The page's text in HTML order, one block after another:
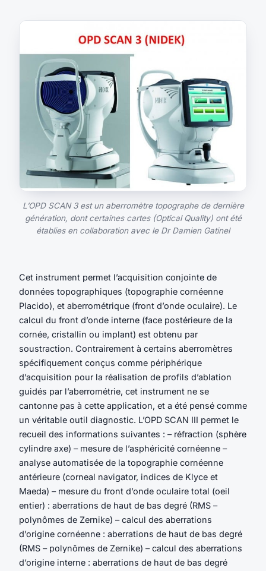
L’OPD SCAN 3 est un aberromètre topographe de dernière
génération, dont certaines cartes (Optical Quality) ont été
établies en collaboration avec le Dr Damien Gatinel
Cet instrument permet l’acquisition conjointe de
données topographiques (topographie cornéenne
Placido), et aberrométrique (front d’onde oculaire). Le
calcul du front d’onde interne (face postérieure de la
cornée, cristallin ou implant) est obtenu par
soustraction. Contrairement à certains aberromètres
spécifiquement conçus comme périphérique
d’acquisition pour la réalisation de profils d’ablation
guidés par l’aberrométrie, cet instrument ne se
cantonne pas à cette application, et a été pensé comme
un véritable outil diagnostic. L’OPD SCAN III permet le
recueil des informations suivantes : – réfraction (sphère
cylindre axe) – mesure de l’asphéricité cornéenne –
analyse automatisée de la topographie cornéenne
antérieure (corneal navigator, indices de Klyce et
Maeda) – mesure du front d’onde oculaire total (oeil
entier) : aberrations de haut de bas degré (RMS –
polynômes de Zernike) – calcul des aberrations
d’origine cornéenne : aberrations de haut de bas degré
(RMS – polynômes de Zernike) – calcul des aberrations
d’origine interne : aberrations de haut de bas degré